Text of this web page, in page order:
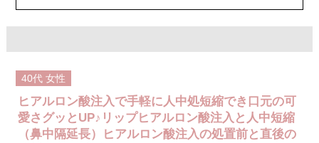
40代 女性
ヒアルロン酸注入で手軽に人中処短縮でき口元の可
愛さグッとUP♪リップヒアルロン酸注入と人中短縮
（鼻中隔延長）ヒアルロン酸注入の処置前と直後の